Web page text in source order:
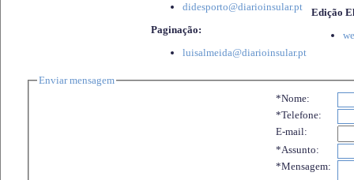
didesporto@diarioinsular.pt
Paginação:
luisalmeida@diarioinsular.pt
Edição
Enviar mensagem
*Nome:
*Telefone:
E-mail:
*Assunto:
*Mensagem: